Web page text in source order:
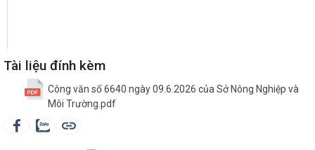
Tài liệu đính kèm
Công văn số 6640 ngày 09.6.2026 của Sở Nông Nghiệp và
Môi Trường.pdf